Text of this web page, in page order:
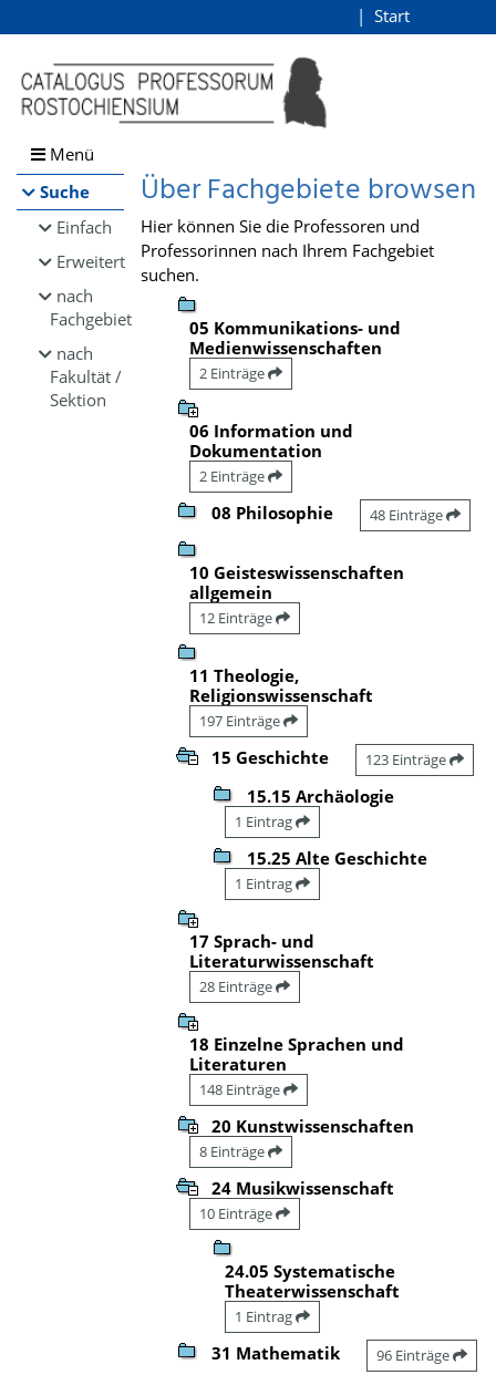
Browsen
direkt zum Inhalt
Start
Menü
Suche
Einfach
Erweitert
nach
Fachgebiet
nach
Fakultät /
Sektion
Über Fachgebiete browsen
Hier können Sie die Professoren und
Professorinnen nach Ihrem Fachgebiet
suchen.
05 Kommunikations- und
Medienwissenschaften
2 Einträge
06 Information und
Dokumentation
2 Einträge
08 Philosophie 48 Einträge
10 Geisteswissenschaften
allgemein
12 Einträge
11 Theologie,
Religionswissenschaft
197 Einträge
15 Geschichte 123 Einträge
15.15 Archäologie
1 Eintrag
15.25 Alte Geschichte
1 Eintrag
17 Sprach- und
Literaturwissenschaft
28 Einträge
18 Einzelne Sprachen und
Literaturen
148 Einträge
20 Kunstwissenschaften
8 Einträge
24 Musikwissenschaft
10 Einträge
24.05 Systematische
Theaterwissenschaft
1 Eintrag
31 Mathematik 96 Einträge